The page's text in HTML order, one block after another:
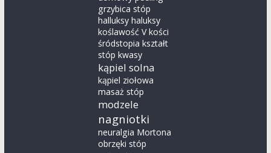
grzybica stóp
halluksy haluksy
koślawość V kości
śródstopia kształt
stóp kwasy
kąpiel solna
kąpiel ziołowa
masaż stóp
modzele
nagniotki
neuralgia Mortona
obrzęki stóp